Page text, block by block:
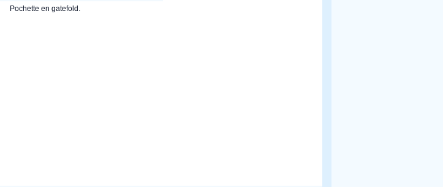
Pochette en gatefold.